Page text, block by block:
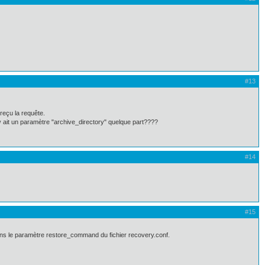
#13
la requête.
un paramètre "archive_directory" quelque part????
#14
#15
le paramètre restore_command du fichier recovery.conf.